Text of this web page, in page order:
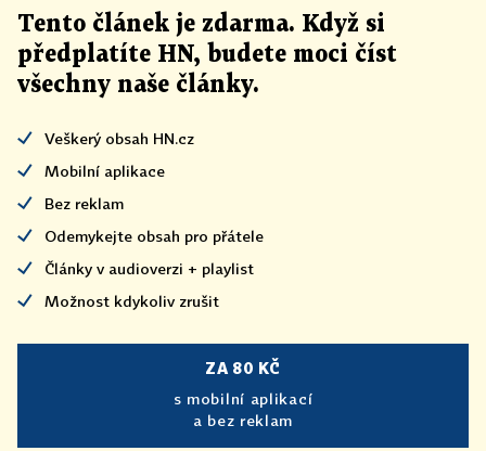
Tento článek je zdarma. Když si
předplatíte HN, budete moci číst
všechny naše články.
Veškerý obsah HN.cz
Mobilní aplikace
Bez reklam
Odemykejte obsah pro přátele
Články v audioverzi + playlist
Možnost kdykoliv zrušit
ZA 80 KČ
s mobilní aplikací
a bez reklam